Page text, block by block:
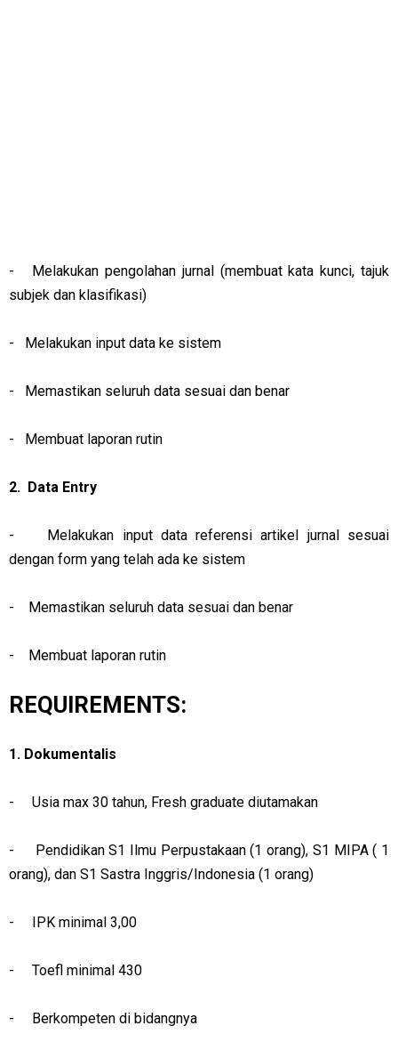
- Melakukan pengolahan jurnal (membuat kata kunci, tajuk
subjek dan klasifikasi)
- Melakukan input data ke sistem
- Memastikan seluruh data sesuai dan benar
- Membuat laporan rutin
2. Data Entry
-
Melakukan input data referensi artikel jurnal sesuai
dengan form yang telah ada ke sistem
- Memastikan seluruh data sesuai dan benar
- Membuat laporan rutin
REQUIREMENTS:
1. Dokumentalis
- Usia max 30 tahun, Fresh graduate diutamakan
- Pendidikan S1 Ilmu Perpustakaan (1 orang), S1 MIPA ( 1
orang), dan S1 Sastra Inggris/Indonesia (1 orang)
- IPK minimal 3,00
- Toefl minimal 430
- Berkompeten di bidangnya